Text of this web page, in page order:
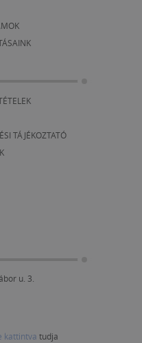
TÁJÉKOZTATÓ
u. 3.
kattintva tudja